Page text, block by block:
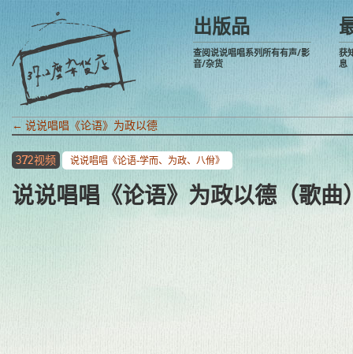
出版品
查阅说说唱唱系列所有有声/影
音/杂货
获
息
← 说说唱唱《论语》为政以德
372视频 说说唱唱《论语-学而、为政、八佾》
说说唱唱《论语》为政以德（歌曲